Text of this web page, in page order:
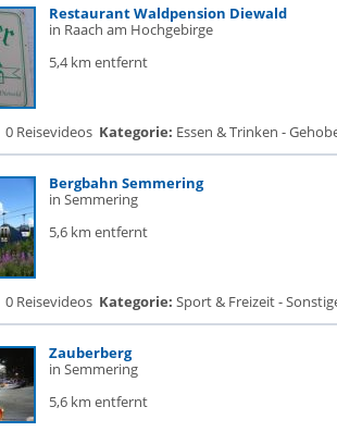
Restaurant Waldpension Diewald
in Raach am Hochgebirge
5,4 km entfernt
0 Reisevideos Kategorie: Essen & Trinken -
Bergbahn Semmering
in Semmering
5,6 km entfernt
0 Reisevideos Kategorie: Sport & Freizeit -
Zauberberg
in Semmering
5,6 km entfernt